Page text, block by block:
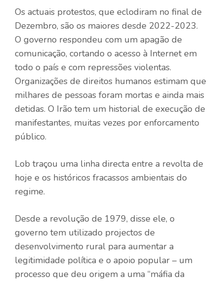
Os actuais protestos, que eclodiram no final de
Dezembro, são os maiores desde 2022-2023.
O governo respondeu com um apagão de
comunicação, cortando o acesso à Internet em
todo o país e com repressões violentas.
Organizações de direitos humanos estimam que
milhares de pessoas foram mortas e ainda mais
detidas. O Irão tem um historial de execução de
manifestantes, muitas vezes por enforcamento
público.
Lob traçou uma linha directa entre a revolta de
hoje e os históricos fracassos ambientais do
regime.
Desde a revolução de 1979, disse ele, o
governo tem utilizado projectos de
desenvolvimento rural para aumentar a
legitimidade política e o apoio popular – um
processo que deu origem a uma “máfia da